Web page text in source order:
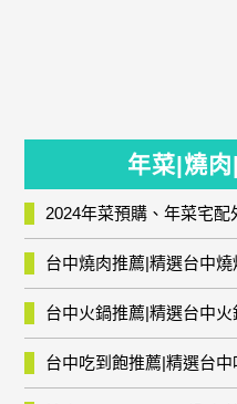
年菜|燒
台中燒肉推薦|精選台中燒
台中吃到飽推薦|精選台